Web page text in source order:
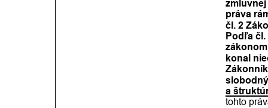
práva
čl. 2
Podľa
konal
a
tohto